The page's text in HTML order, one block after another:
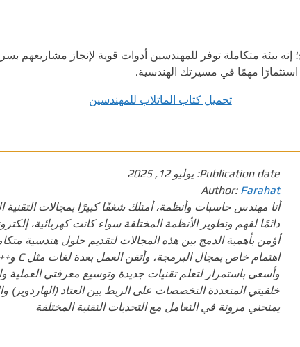
إنه بيئة متكاملة توفر للمهندسين أدوات قوية لإنجاز مشاريعهم
استثمارًا مهمًا في مسيرتك الهندسية.
تحميل كتاب الماتلاب للمهندسين
Publication date: يوليو 12, 2025
Author: Farahat
أنا مهندس حاسبات وأنظمة، أمتلك شغفًا كبيرًا بمجالات التقنية
دائمًا لفهم وتطوير الأنظمة المختلفة سواء كانت كهربائية،
أؤمن بأهمية الدمج بين هذه المجالات لتقديم حلول هندسية
وأسعى باستمرار لتعلم تقنيات جديدة وتوسيع معرفتي العملية
خلفيتي المتعددة التخصصات على الربط بين العتاد (الهاردوير)
يمنحني مرونة في التعامل مع التحديات التقنية المختلفة